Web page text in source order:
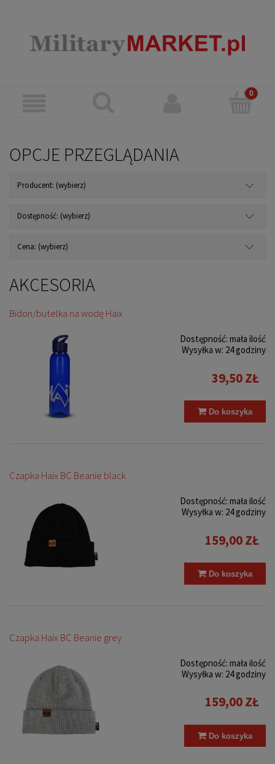
OPCJE PRZEGLĄDANIA
Producent: (wybierz)
Dostępność: (wybierz)
Cena: (wybierz)
AKCESORIA
Bidon/butelka na wodę Haix
Dostępność: mała ilość
Wysyłka w: 24 godziny
39,50 ZŁ
Do koszyka
Czapka Haix BC Beanie black
Dostępność: mała ilość
Wysyłka w: 24 godziny
159,00 ZŁ
Do koszyka
Czapka Haix BC Beanie grey
Dostępność: mała ilość
Wysyłka w: 24 godziny
159,00 ZŁ
Do koszyka